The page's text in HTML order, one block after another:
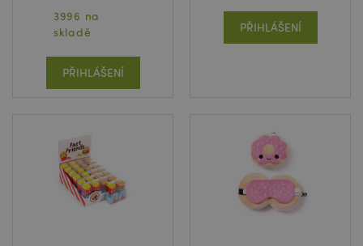
3996 na
skladě
PŘIHLÁŠENÍ
PŘIHLÁŠENÍ